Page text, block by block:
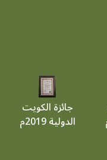
جائزة الكويت